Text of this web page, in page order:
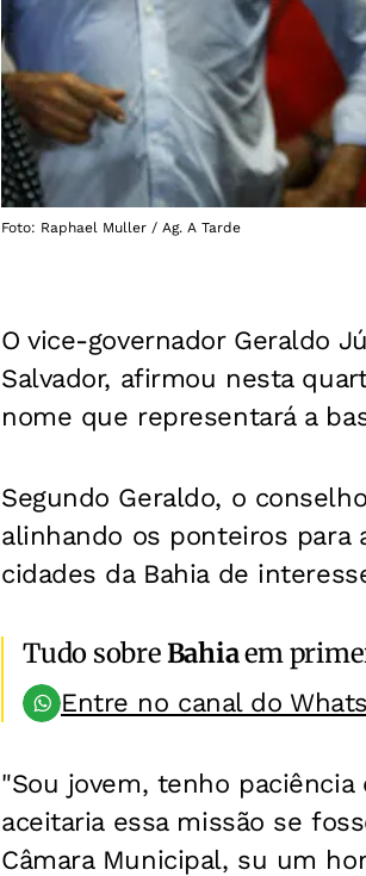
Foto: Raphael Muller / Ag. A Tarde
O vice-governador Geraldo
Salvador, afirmou nesta
nome que representará a
Segundo Geraldo, o
alinhando os ponteiros para
cidades da Bahia de
Tudo sobreBahiaem
Entre no canal do
"Sou jovem, tenho
aceitaria essa missão se
Câmara Municipal, su um